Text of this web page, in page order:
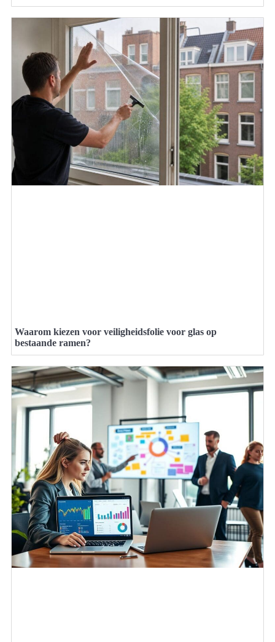
Waarom kiezen voor veiligheidsfolie voor glas op
bestaande ramen?